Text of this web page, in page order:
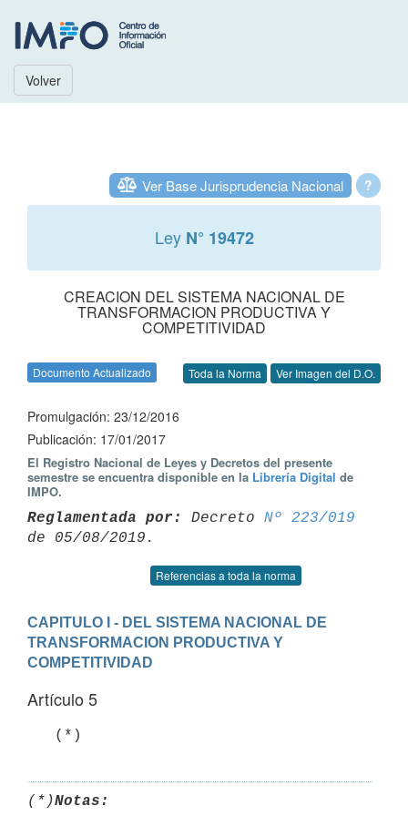
Volver
?
Ver Base Jurisprudencia Nacional
Ley N° 19472
CREACION DEL SISTEMA NACIONAL DE
TRANSFORMACION PRODUCTIVA Y
COMPETITIVIDAD
Documento Actualizado Toda la Norma Ver Imagen del D.O.
Promulgación: 23/12/2016
Publicación: 17/01/2017
El Registro Nacional de Leyes y Decretos del presente
semestre se encuentra disponible en la Librería Digital de
IMPO.
Reglamentada por: Decreto Nº 223/019
Referencias a toda la norma
CAPITULO I - DEL SISTEMA NACIONAL DE
TRANSFORMACION PRODUCTIVA Y
COMPETITIVIDAD
Artículo 5
(*)Notas: